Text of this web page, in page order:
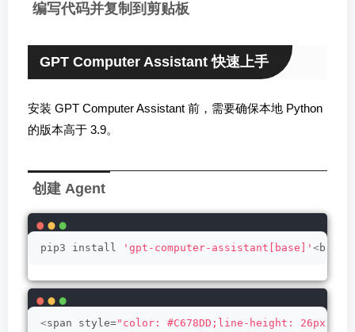
编写代码并复制到剪贴板
GPT Computer Assistant 快速上手
安装 GPT Computer Assistant 前，需要确保本地 Python
的版本高于 3.9。
创建 Agent
pip3 install 'gpt-computer-assistant[base]' <br
<span style="color: #C678DD;line-height: 26px;"